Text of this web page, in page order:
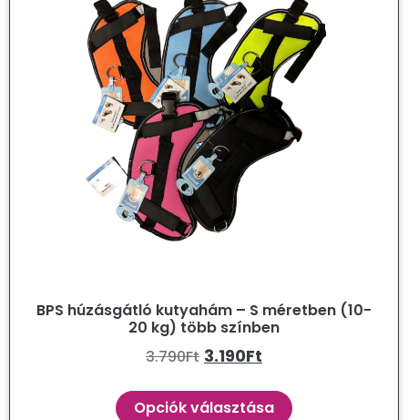
BPS húzásgátló kutyahám – S méretben (10-
20 kg) több színben
3.790Ft 3.190Ft
Opciók választása